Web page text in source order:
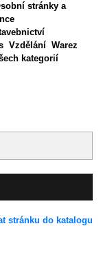
stránky a
Vzdělání Warez
kategorií
stránku do katalogu